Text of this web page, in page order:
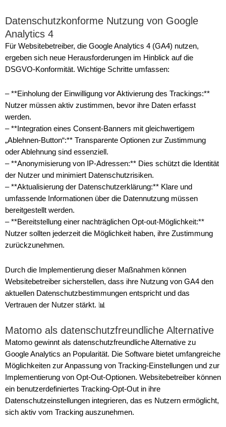
Datenschutzkonforme Nutzung von Google
Analytics 4
Für Websitebetreiber, die Google Analytics 4 (GA4) nutzen,
ergeben sich neue Herausforderungen im Hinblick auf die
DSGVO-Konformität. Wichtige Schritte umfassen:
– **Einholung der Einwilligung vor Aktivierung des Trackings:**
Nutzer müssen aktiv zustimmen, bevor ihre Daten erfasst
werden.
– **Integration eines Consent-Banners mit gleichwertigem
„Ablehnen-Button“:** Transparente Optionen zur Zustimmung
oder Ablehnung sind essenziell.
– **Anonymisierung von IP-Adressen:** Dies schützt die Identität
der Nutzer und minimiert Datenschutzrisiken.
– **Aktualisierung der Datenschutzerklärung:** Klare und
umfassende Informationen über die Datennutzung müssen
bereitgestellt werden.
– **Bereitstellung einer nachträglichen Opt-out-Möglichkeit:**
Nutzer sollten jederzeit die Möglichkeit haben, ihre Zustimmung
zurückzunehmen.
Durch die Implementierung dieser Maßnahmen können
Websitebetreiber sicherstellen, dass ihre Nutzung von GA4 den
aktuellen Datenschutzbestimmungen entspricht und das
Vertrauen der Nutzer stärkt. 📊
Matomo als datenschutzfreundliche Alternative
Matomo gewinnt als datenschutzfreundliche Alternative zu
Google Analytics an Popularität. Die Software bietet umfangreiche
Möglichkeiten zur Anpassung von Tracking-Einstellungen und zur
Implementierung von Opt-Out-Optionen. Websitebetreiber können
ein benutzerdefiniertes Tracking-Opt-Out in ihre
Datenschutzeinstellungen integrieren, das es Nutzern ermöglicht,
sich aktiv vom Tracking auszunehmen.